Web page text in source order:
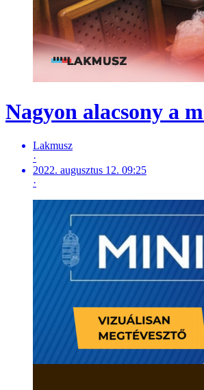
Nagyon alacsony a
Lakmusz
·
2022. augusztus 12. 09:25
·